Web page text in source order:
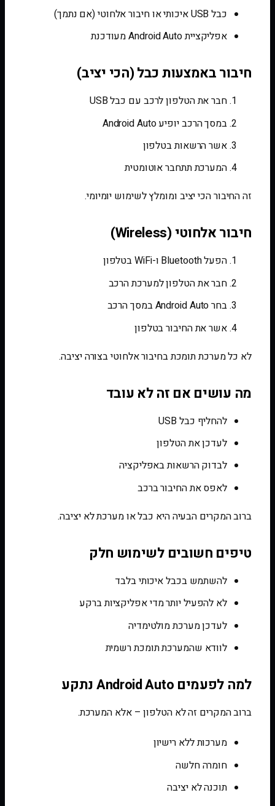
כבל USB איכותי או חיבור אלחוטי (אם נתמך)
אפליקציית Android Auto מעודכנת
חיבור באמצעות כבל (הכי יציב)
חבר את הטלפון לרכב עם כבל USB
במסך הרכב יופיע Android Auto
אשר הרשאות בטלפון
המערכת תתחבר אוטומטית
זה החיבור הכי יציב ומומלץ לשימוש יומיומי.
חיבור אלחוטי (Wireless)
הפעל Bluetooth ו-WiFi בטלפון
חבר את הטלפון למערכת הרכב
בחר Android Auto במסך הרכב
אשר את החיבור בטלפון
לא כל מערכת תומכת בחיבור אלחוטי בצורה יציבה.
מה עושים אם זה לא עובד
להחליף כבל USB
לעדכן את הטלפון
לבדוק הרשאות באפליקציה
לאפס את החיבור ברכב
ברוב המקרים הבעיה היא כבל או מערכת לא יציבה.
טיפים חשובים לשימוש חלק
להשתמש בכבל איכותי בלבד
לא להפעיל יותר מדי אפליקציות ברקע
לעדכן מערכת מולטימדיה
לוודא שהמערכת תומכת רשמית
למה לפעמים Android Auto נתקע
ברוב המקרים זה לא הטלפון – אלא המערכת.
מערכות ללא רישיון
חומרה חלשה
תוכנה לא יציבה